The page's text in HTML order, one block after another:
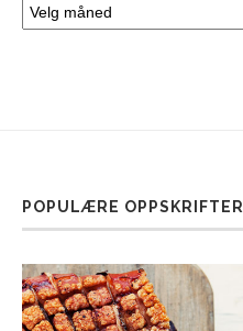
POPULÆRE OPPSKRIFTER